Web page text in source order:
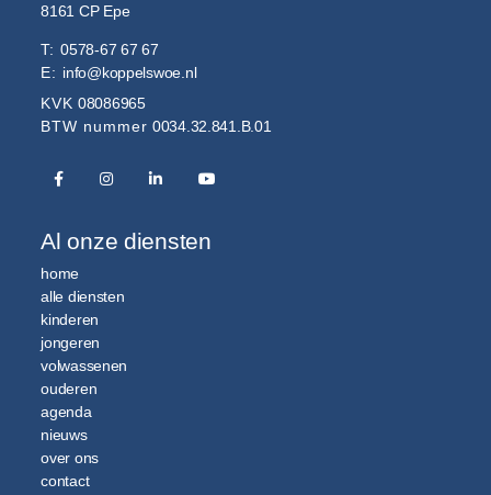
8161 CP Epe
T:0578-67 67 67
E: info@koppelswoe.nl
KVK 08086965
BTW nummer 0034.32.841.B.01
Al onze diensten
home
alle diensten
kinderen
jongeren
volwassenen
ouderen
agenda
nieuws
over ons
contact